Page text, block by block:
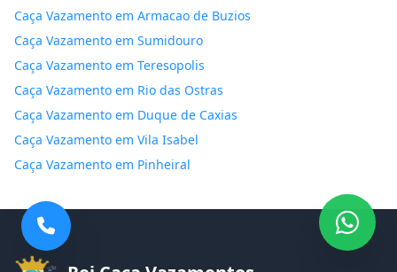
Caça Vazamento em Armacao de Buzios
Caça Vazamento em Sumidouro
Caça Vazamento em Teresopolis
Caça Vazamento em Rio das Ostras
Caça Vazamento em Duque de Caxias
Caça Vazamento em Vila Isabel
Caça Vazamento em Pinheiral